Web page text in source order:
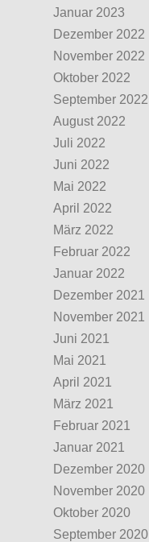
Januar 2023
Dezember 2022
November 2022
Oktober 2022
September 2022
August 2022
Juli 2022
Juni 2022
Mai 2022
April 2022
März 2022
Februar 2022
Januar 2022
Dezember 2021
November 2021
Juni 2021
Mai 2021
April 2021
März 2021
Februar 2021
Januar 2021
Dezember 2020
November 2020
Oktober 2020
September 2020